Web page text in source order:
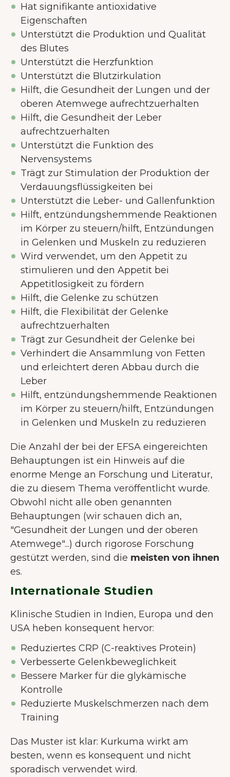
Hat signifikante antioxidative
Eigenschaften
Unterstützt die Produktion und Qualität
des Blutes
Unterstützt die Herzfunktion
Unterstützt die Blutzirkulation
Hilft, die Gesundheit der Lungen und der
oberen Atemwege aufrechtzuerhalten
Hilft, die Gesundheit der Leber
aufrechtzuerhalten
Unterstützt die Funktion des
Nervensystems
Trägt zur Stimulation der Produktion der
Verdauungsflüssigkeiten bei
Unterstützt die Leber- und Gallenfunktion
Hilft, entzündungshemmende Reaktionen
im Körper zu steuern/hilft, Entzündungen
in Gelenken und Muskeln zu reduzieren
Wird verwendet, um den Appetit zu
stimulieren und den Appetit bei
Appetitlosigkeit zu fördern
Hilft, die Gelenke zu schützen
Hilft, die Flexibilität der Gelenke
aufrechtzuerhalten
Trägt zur Gesundheit der Gelenke bei
Verhindert die Ansammlung von Fetten
und erleichtert deren Abbau durch die
Leber
Hilft, entzündungshemmende Reaktionen
im Körper zu steuern/hilft, Entzündungen
in Gelenken und Muskeln zu reduzieren
Die Anzahl der bei der EFSA eingereichten
Behauptungen ist ein Hinweis auf die
enorme Menge an Forschung und Literatur,
die zu diesem Thema veröffentlicht wurde.
Obwohl nicht alle oben genannten
Behauptungen (wir schauen dich an,
"Gesundheit der Lungen und der oberen
Atemwege"...) durch rigorose Forschung
gestützt werden, sind die meisten von ihnen
es.
Internationale Studien
Klinische Studien in Indien, Europa und den
USA heben konsequent hervor:
Reduziertes CRP (C-reaktives Protein)
Verbesserte Gelenkbeweglichkeit
Bessere Marker für die glykämische
Kontrolle
Reduzierte Muskelschmerzen nach dem
Training
Das Muster ist klar: Kurkuma wirkt am
besten, wenn es konsequent und nicht
sporadisch verwendet wird.